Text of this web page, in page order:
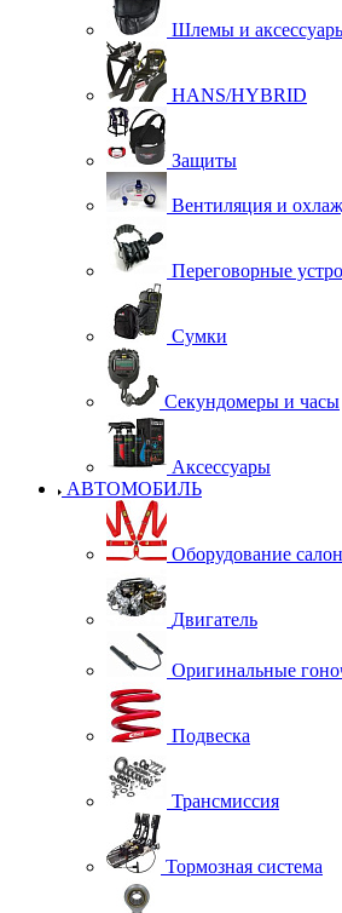
Шлемы и
HANS/HYBRID
Защиты
Вентиляция и
Переговорные
Сумки
Секундомеры и часы
Аксессуары
АВТОМОБИЛЬ
Оборудование
Двигатель
Оригинальные
Подвеска
Трансмиссия
Тормозная система